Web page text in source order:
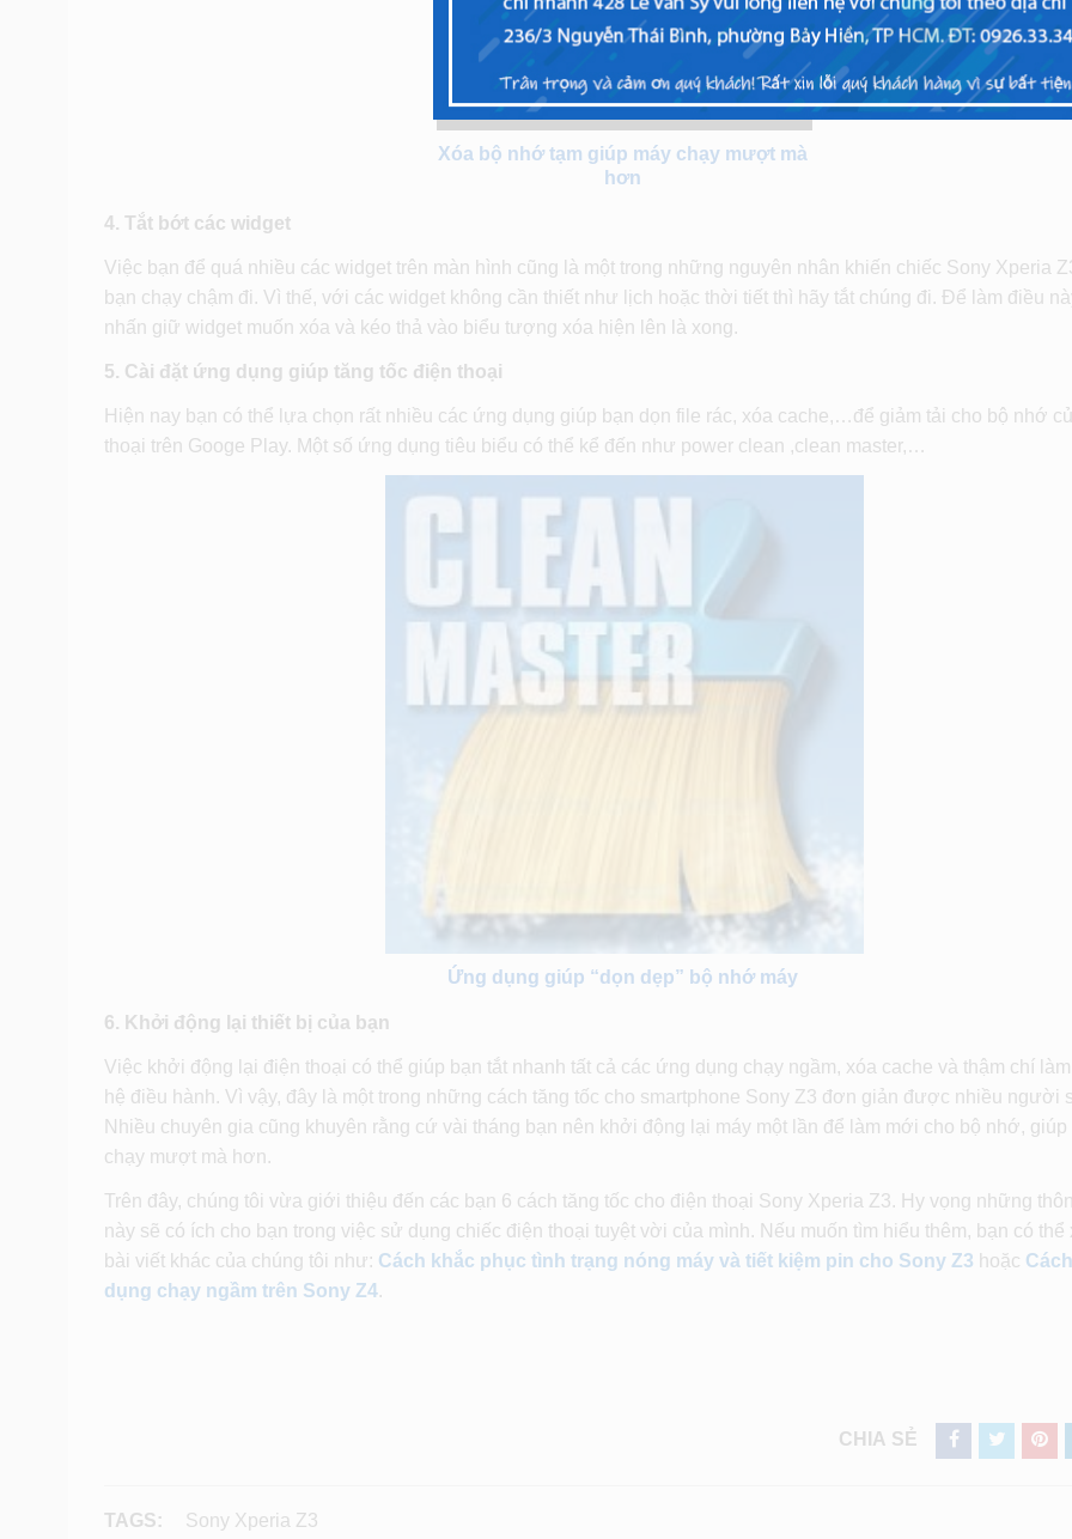
Xóa bộ nhớ tạm giúp máy chạy mượt mà
hơn
4. Tắt bớt các widget
Việc bạn để quá nhiều các widget trên màn hình cũng là một trong những nguyên nhân khiến chiếc Sony Xperia
bạn chạy chậm đi. Vì thế, với các widget không cần thiết như lịch hoặc thời tiết thì hãy tắt chúng đi. Để làm điều
nhấn giữ widget muốn xóa và kéo thả vào biểu tượng xóa hiện lên là xong.
5. Cài đặt ứng dụng giúp tăng tốc điện thoại
Hiện nay bạn có thể lựa chọn rất nhiều các ứng dụng giúp bạn dọn file rác, xóa cache,…để giảm tải cho bộ nhớ
thoại trên Googe Play. Một số ứng dụng tiêu biểu có thể kể đến như power clean ,clean master,…
Ứng dụng giúp “dọn dẹp” bộ nhớ máy
6. Khởi động lại thiết bị của bạn
Việc khởi động lại điện thoại có thể giúp bạn tắt nhanh tất cả các ứng dụng chạy ngầm, xóa cache và thậm chí
hệ điều hành. Vì vậy, đây là một trong những cách tăng tốc cho smartphone Sony Z3 đơn giản được nhiều người
Nhiều chuyên gia cũng khuyên rằng cứ vài tháng bạn nên khởi động lại máy một lần để làm mới cho bộ nhớ, giúp
chạy mượt mà hơn.
Trên đây, chúng tôi vừa giới thiệu đến các bạn 6 cách tăng tốc cho điện thoại Sony Xperia Z3. Hy vọng những
này sẽ có ích cho bạn trong việc sử dụng chiếc điện thoại tuyệt vời của mình. Nếu muốn tìm hiểu thêm, bạn có thể
bài viết khác của chúng tôi như: Cách khắc phục tình trạng nóng máy và tiết kiệm pin cho Sony Z3 hoặc
dụng chạy ngầm trên Sony Z4.
CHIA SẺ
TAGS: Sony Xperia Z3